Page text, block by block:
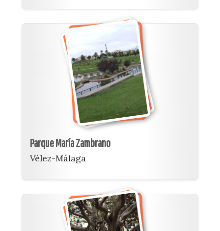
Parque María Zambrano
Vélez-Málaga